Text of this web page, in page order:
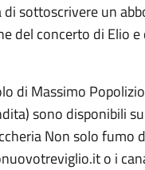
sottoscrivere un
del concerto di Elio e
di Massimo
sono disponibili su
Non solo fumo
o i